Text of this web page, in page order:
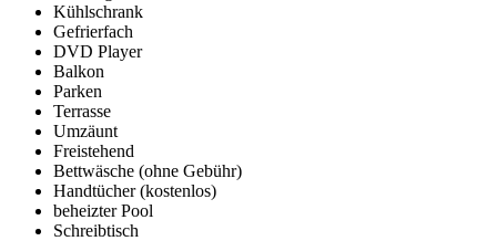
Kühlschrank
Gefrierfach
DVD Player
Balkon
Parken
Terrasse
Umzäunt
Freistehend
Bettwäsche (ohne Gebühr)
Handtücher (kostenlos)
beheizter Pool
Schreibtisch